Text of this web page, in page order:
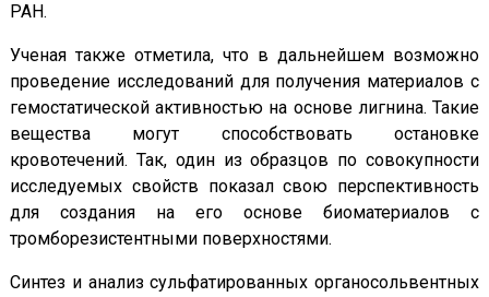
РАН.
Ученая также отметила, что в дальнейшем возможно
проведение исследований для получения материалов с
гемостатической активностью на основе лигнина. Такие
вещества могут способствовать остановке
кровотечений. Так, один из образцов по совокупности
исследуемых свойств показал свою перспективность
для создания на его основе биоматериалов с
тромборезистентными поверхностями.
Синтез и анализ сульфатированных органосольвентных